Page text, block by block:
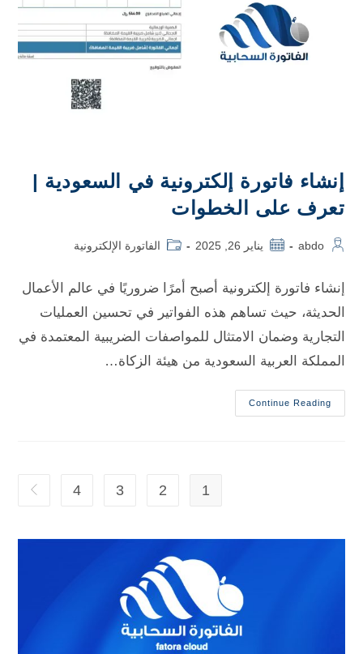
إنشاء فاتورة إلكترونية في السعودية |
تعرف على الخطوات
abdo يناير 26, 2025 الفاتورة الإلكترونية
إنشاء فاتورة إلكترونية أصبح أمرًا ضروريًا في عالم الأعمال
الحديثة، حيث تساهم هذه الفواتير في تحسين العمليات
التجارية وضمان الامتثال للمواصفات الضريبية المعتمدة في
المملكة العربية السعودية من هيئة الزكاة…
Continue Reading
1
2
3
4